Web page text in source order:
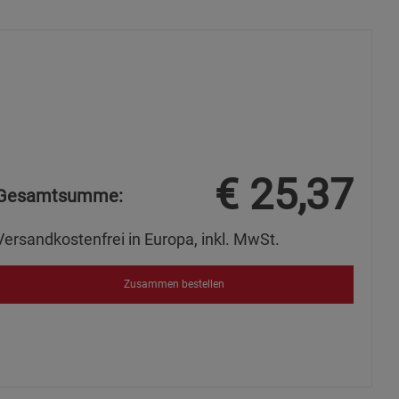
€ 25,37
in Europa, inkl. MwSt.
Zusammen bestellen